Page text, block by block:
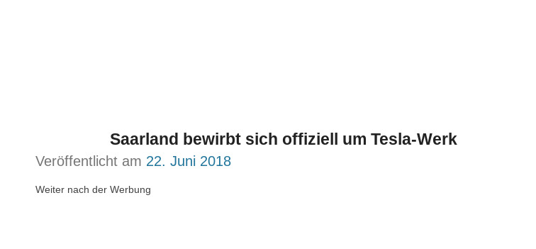
Saarland bewirbt sich offiziell um Tesla-Werk
Veröffentlicht am 22. Juni 2018
Weiter nach der Werbung